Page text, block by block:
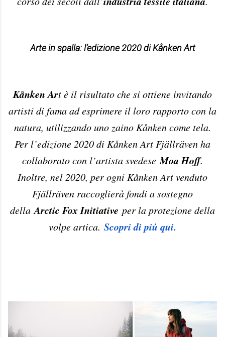
Arte in spalla: l’edizione 2020 di Kånken Art
Kånken Art è il risultato che si ottiene invitando
artisti di fama ad esprimere il loro rapporto con la
natura, utilizzando uno zaino Kånken come tela.
Per l’edizione 2020 di Kånken Art Fjällräven ha
collaborato con l’artista svedese Moa Hoff.
Inoltre, nel 2020, per ogni Kånken Art venduto
Fjällräven raccoglierà fondi a sostegno
dellaArctic Fox Initiative per la protezione della
volpe artica. Scopri di più qui.